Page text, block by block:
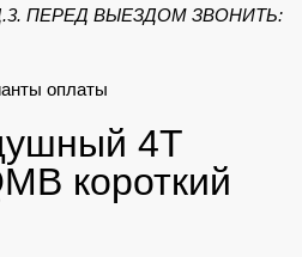
ПЕРЕД ВЫЕЗДОМ ЗВОНИТЬ:
оплаты
4Т
короткий